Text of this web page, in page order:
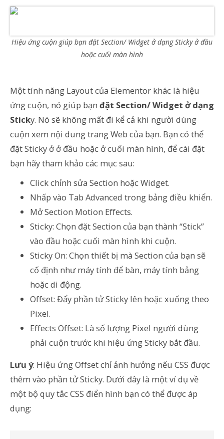
Hiệu ứng cuộn giúp bạn đặt Section/ Widget ở dạng Sticky ở đầu
hoặc cuối màn hình
Mộttính năng Layout của Elementor khác là hiệu
ứng cuộn, nó giúp bạn đặt Section/ Widget ở dạng
Sticky. Nó sẽ không mất đi kể cả khi người dùng
cuộn xem nội dung trang Web của bạn. Bạn có thể
đặt Sticky ở ở đầu hoặc ở cuối màn hình, để cài đặt
bạn hãy tham khảo các mục sau:
Click chỉnh sửa Section hoặc Widget.
Nhấp vào Tab Advanced trong bảng điều khiển.
Mở Section Motion Effects.
Sticky: Chọn đặt Section của bạn thành “Stick”
vào đầu hoặc cuối màn hình khi cuộn.
Sticky On: Chọn thiết bị mà Section của bạn sẽ
cố định như máy tính để bàn, máy tính bảng
hoặc di động.
Offset: Đẩy phần tử Sticky lên hoặc xuống theo
Pixel.
Effects Offset: Là số lượng Pixel người dùng
phải cuộn trước khi hiệu ứng Sticky bắt đầu.
Lưu ý: Hiệu ứng Offset chỉ ảnh hưởng nếu CSS được
thêm vào phần tử Sticky. Dưới đây là một ví dụ về
một bộ quy tắc CSS điển hình bạn có thể được áp
dụng: